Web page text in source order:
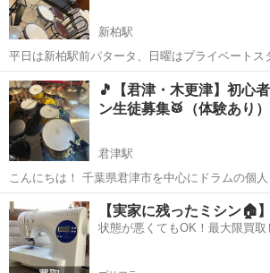
新柏駅
平日は新柏駅前パタータ、日曜はプライベートス
あります。 ATV提携教室 講師はasprエンドーサー
https://tatsu.rocks/lesson/
千葉 柏市 新柏駅 ドラム スタジオ
🎵【君津・木更津】初心
ン生徒募集🥁（体験あり）
君津駅
こんにちは！ 千葉県君津市を中心にドラムの個
す。 ・趣味でドラム始めたい ・基礎から学びた
なりたい ・電子ドラムはあるけど叩き方が分からない そんな方
て、スタジオ...
君津市 君津駅 ドラム レッス
【実家に残ったミシン🏠
状態が悪くてもOK！最大限買取